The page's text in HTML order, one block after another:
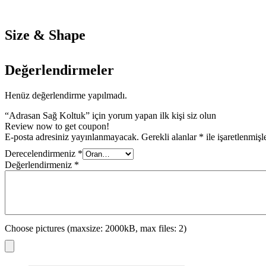
Size & Shape
Değerlendirmeler
Henüz değerlendirme yapılmadı.
“Adrasan Sağ Koltuk” için yorum yapan ilk kişi siz olun
Review now to get coupon!
E-posta adresiniz yayınlanmayacak. Gerekli alanlar * ile
Derecelendirmeniz *
Değerlendirmeniz *
Choose pictures (maxsize: 2000kB, max files: 2)